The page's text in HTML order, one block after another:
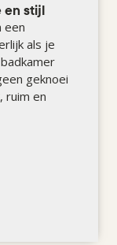
en stijl
een
als je
geknoei
ruim en